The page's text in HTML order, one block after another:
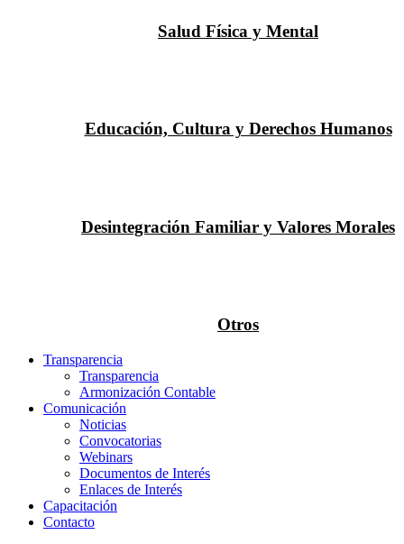
Salud Física y Mental
Educación, Cultura y Derechos Humanos
Desintegración Familiar y Valores Morales
Otros
Transparencia
Transparencia
Armonización Contable
Comunicación
Noticias
Convocatorias
Webinars
Documentos de Interés
Enlaces de Interés
Capacitación
Contacto